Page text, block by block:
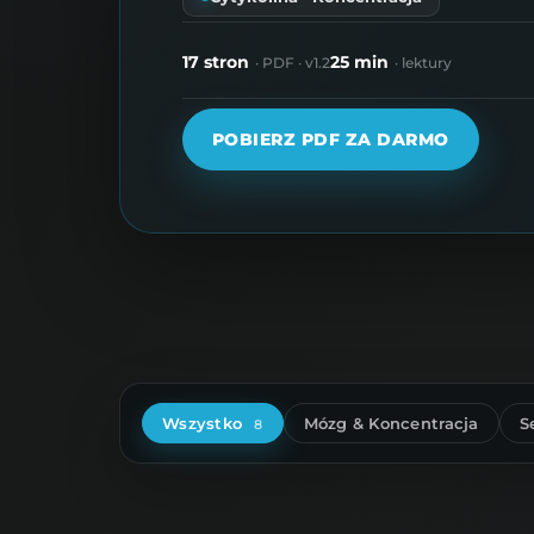
17 stron · PDF · v1.225 min · lektury
POBIERZ PDF ZA DARMO
Wszystko 8 Mózg & Koncentracja